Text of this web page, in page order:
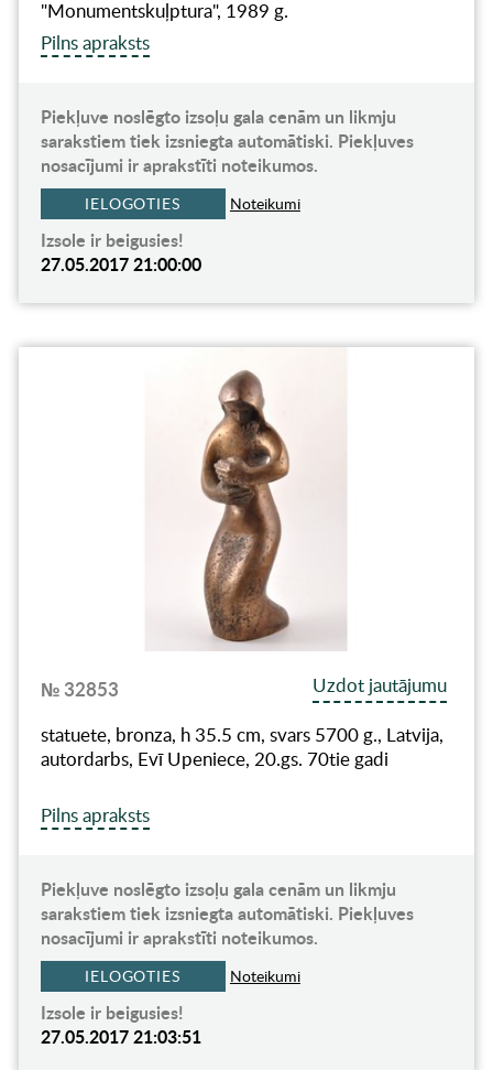
"Monumentskuļptura", 1989 g.
Pilns apraksts
Piekļuve noslēgto izsoļu gala cenām un likmju
sarakstiem tiek izsniegta automātiski. Piekļuves
nosacījumi ir aprakstīti noteikumos.
IELOGOTIES Noteikumi
Izsole ir beigusies!
27.05.2017 21:00:00
№ 32853
Uzdot jautājumu
statuete, bronza, h 35.5 cm, svars 5700 g., Latvija,
autordarbs, Evī Upeniece, 20.gs. 70tie gadi
Pilns apraksts
Piekļuve noslēgto izsoļu gala cenām un likmju
sarakstiem tiek izsniegta automātiski. Piekļuves
nosacījumi ir aprakstīti noteikumos.
IELOGOTIES Noteikumi
Izsole ir beigusies!
27.05.2017 21:03:51